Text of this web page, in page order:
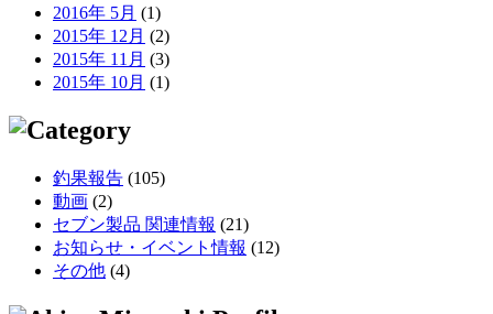
2016年 5月 (1)
2015年 12月 (2)
2015年 11月 (3)
2015年 10月 (1)
釣果報告 (105)
動画 (2)
セブン製品 関連情報 (21)
お知らせ・イベント情報 (12)
その他 (4)